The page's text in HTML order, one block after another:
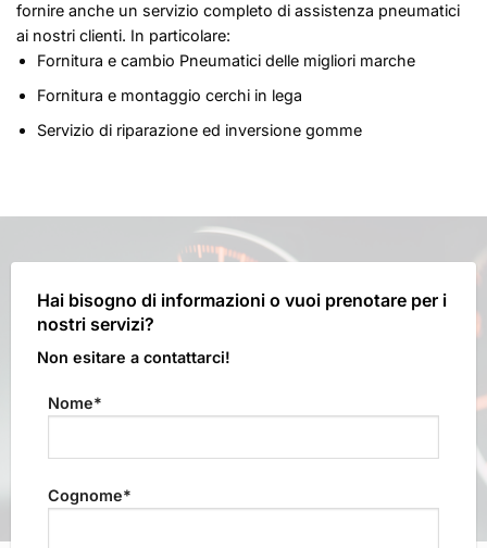
fornire anche un servizio completo di assistenza pneumatici
ai nostri clienti. In particolare:
Fornitura e cambio Pneumatici delle migliori marche
Fornitura e montaggio cerchi in lega
Servizio di riparazione ed inversione gomme
Hai bisogno di informazioni o vuoi prenotare per i
nostri servizi?
Non esitare a contattarci!
Nome*
Cognome*